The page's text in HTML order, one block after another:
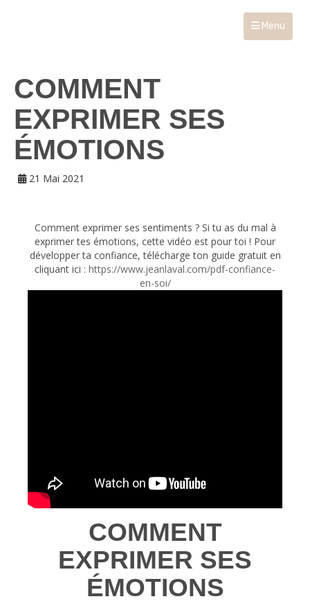
Menu
COMMENT
EXPRIMER SES
ÉMOTIONS
21 Mai 2021
Comment exprimer ses sentiments ? Si tu as du mal à
exprimer tes émotions, cette vidéo est pour toi ! Pour
développer ta confiance, télécharge ton guide gratuit en
cliquant ici : https://www.jeanlaval.com/pdf-confiance-
en-soi/
COMMENT
EXPRIMER SES
ÉMOTIONS